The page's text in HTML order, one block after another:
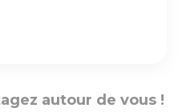
autour de vous !